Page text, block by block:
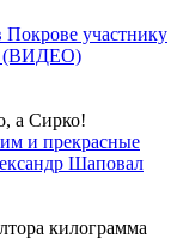
Покрове участнику
(ВИДЕО)
а Сирко!
и прекрасные
Шаповал
килограмма